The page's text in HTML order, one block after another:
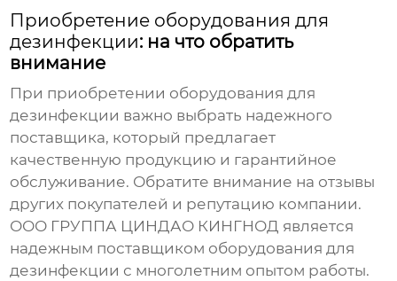
Приобретение оборудования для
дезинфекции: на что обратить
внимание
При приобретении оборудования для
дезинфекции важно выбрать надежного
поставщика, который предлагает
качественную продукцию и гарантийное
обслуживание. Обратите внимание на отзывы
других покупателей и репутацию компании.
ООО ГРУППА ЦИНДАО КИНГНОД является
надежным поставщиком оборудования для
дезинфекции с многолетним опытом работы.